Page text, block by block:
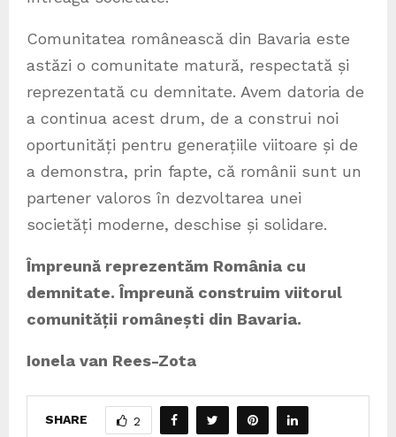
Comunitatea românească din Bavaria este
astăzi o comunitate matură, respectată și
reprezentată cu demnitate. Avem datoria de
a continua acest drum, de a construi noi
oportunități pentru generațiile viitoare și de
a demonstra, prin fapte, că românii sunt un
partener valoros în dezvoltarea unei
societăți moderne, deschise și solidare.
Împreună reprezentăm România cu
demnitate. Împreună construim viitorul
comunității românești din Bavaria.
Ionela van Rees-Zota
SHARE 2